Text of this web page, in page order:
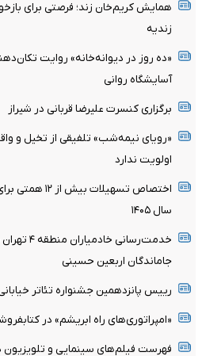
همایش کریم‌خان زند؛ فرصتی برای
زندیه
«ده روز در دیوانه‌خانه» روایت
آسایشگاه روانی
برگزاری کنسرت علیرضا قربانی در شیراز
«رویای نیمه‌شب» تلفیقی از تخیل و
اولویت ندارد
اختصاص
سال ۱۴۰۵
خدمت‌رسانی
جاماندگان اربعین حسینی
رییس پانزدهمین جشنواره تئاتر
«امپراتوری‌های راه ابریشم» در
فهرست فیلم‌های سینمایی و تلویزیون